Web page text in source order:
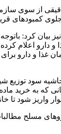
از سوی
کمبودهای
بیان کرد:
اعلام
پیشنهاد کردیم برای
شود تا
مسلح